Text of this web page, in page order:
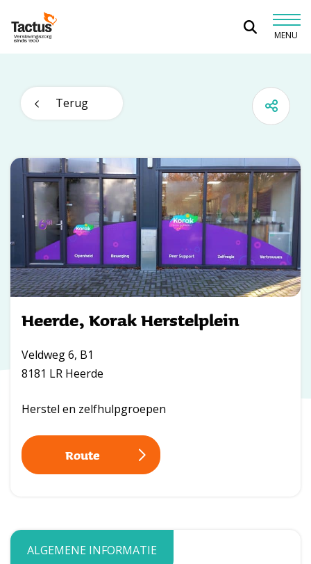
Spring naar content
MENU
Terug
Heerde, Korak Herstelplein
Veldweg 6, B1
8181 LR Heerde
Herstel en zelfhulpgroepen
Route
ALGEMENE INFORMATIE